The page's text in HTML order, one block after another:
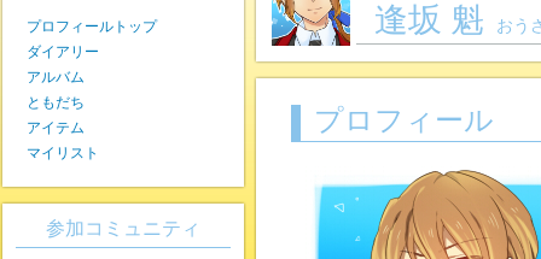
逢坂 魁 おう
プロフィール
プロフィールトップ
ダイアリー
アルバム
ともだち
アイテム
マイリスト
参加コミュニティ